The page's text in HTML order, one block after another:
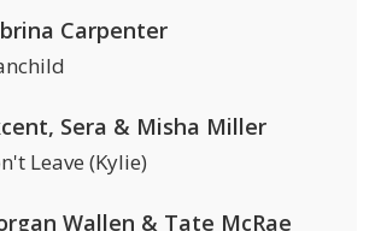
Carpenter
Sera & Misha Miller
Leave (Kylie)
Wallen & Tate McRae